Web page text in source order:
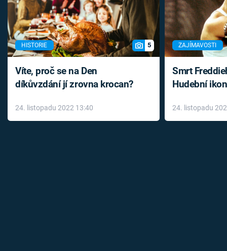
HISTORIE 5
Víte, proč se na Den
díkůvzdání jí zrovna krocan?
24. listopadu 2022 13:40
ZAJÍMAVOSTI
Smrt
Hudební
léky
24. listopadu